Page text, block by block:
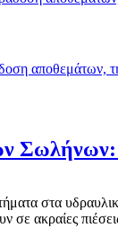
αποθεμάτων,
στα
σε ακραίες